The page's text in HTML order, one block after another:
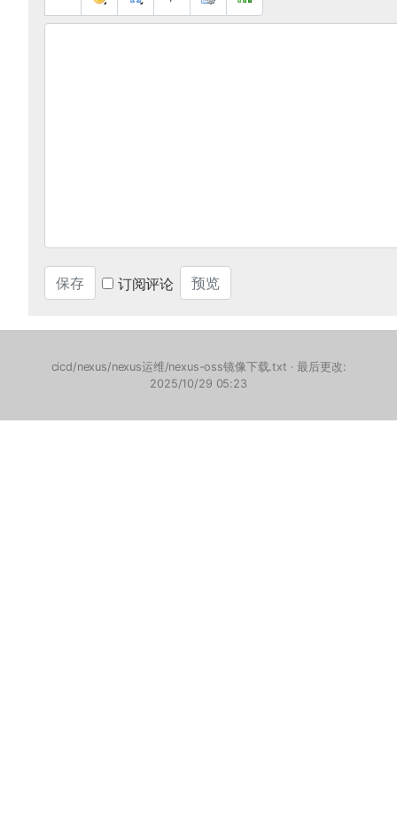
订阅评论
cicd/nexus/nexus运维/nexus-oss镜像下载.txt · 最后更改:
2025/10/29 05:23